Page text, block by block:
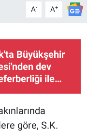
A- A+
Büyükşehir
dev
ile
göre, S.K.